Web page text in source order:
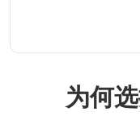
为何